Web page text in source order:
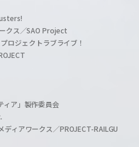
クス／SAO Project
ジェクトラブライブ！
ィア」製作委員会
ィアワークス／PROJECT-RAILGU